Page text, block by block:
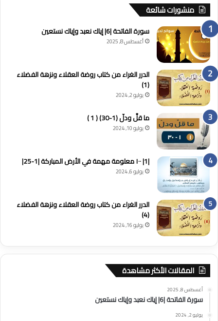
منشورات شائعة
سورة الفاتحة |6| إياك نعبد وإياك نستعين
أغسطس 8, 2025
الدرر الغراء من كتاب روضة العقلاء ونزهة الفضلاء
(1)
يوليو 2, 2024
ما قلَّ ودلّ (1-30) ( 1 )
يوليو 10, 2024
|1| ١٠٠ معلومة مهمة في الأرض المباركة |1-25|
يوليو 6, 2024
الدرر الغراء من كتاب روضة العقلاء ونزهة الفضلاء
(4)
يوليو 16, 2024
المقالات الأكثر مشاهدة
أغسطس 8, 2025
سورة الفاتحة |6| إياك نعبد وإياك نستعين
يوليو 2, 2024